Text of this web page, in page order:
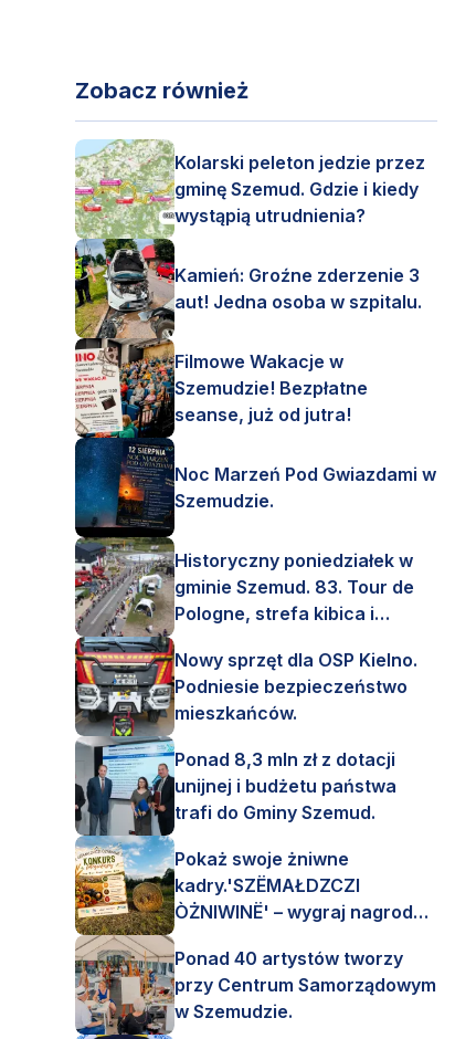
Zobacz również
Kolarski peleton jedzie przez
gminę Szemud. Gdzie i kiedy
wystąpią utrudnienia?
Kamień: Groźne zderzenie 3
aut! Jedna osoba w szpitalu.
Filmowe Wakacje w
Szemudzie! Bezpłatne
seanse, już od jutra!
Noc Marzeń Pod Gwiazdami w
Szemudzie.
Historyczny poniedziałek w
gminie Szemud. 83. Tour de
Pologne, strefa kibica i
Nowy sprzęt dla OSP Kielno.
Podniesie bezpieczeństwo
mieszkańców.
Ponad 8,3 mln zł z dotacji
unijnej i budżetu państwa
trafi do Gminy Szemud.
Pokaż swoje żniwne
kadry.'SZËMAŁDZCZI
ÒŻNIWINË' – wygraj nagrody
Ponad 40 artystów tworzy
przy Centrum Samorządowym
w Szemudzie.